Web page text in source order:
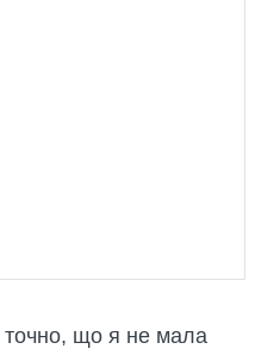
точно, що я не мала